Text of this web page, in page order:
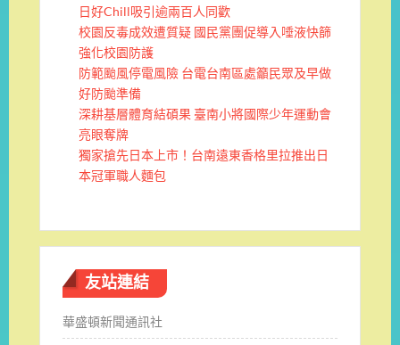
日好Chill吸引逾兩百人同歡
校園反毒成效遭質疑 國民黨團促導入唾液快篩
強化校園防護
防範颱風停電風險 台電台南區處籲民眾及早做
好防颱準備
深耕基層體育結碩果 臺南小將國際少年運動會
亮眼奪牌
獨家搶先日本上市！台南遠東香格里拉推出日
本冠軍職人麵包
友站連結
華盛頓新聞通訊社